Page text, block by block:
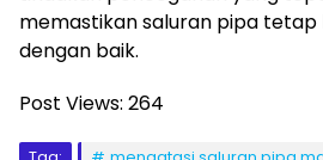
memastikan saluran pipa tetap
dengan baik.
Post Views: 264